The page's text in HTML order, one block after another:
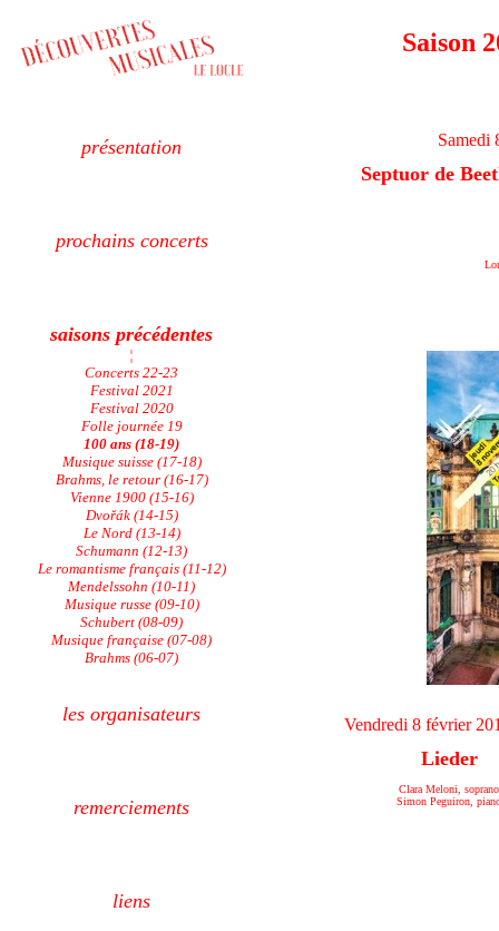
présentation
prochains concerts
saisons précédentes
¦
Concerts 22-23
Festival 2021
Festival 2020
Folle journée 19
100 ans (18-19)
Musique suisse (17-18)
Brahms, le retour (16-17)
Vienne 1900 (15-16)
Dvořák (14-15)
Le Nord (13-14)
Schumann (12-13)
Le romantisme français (11-12)
Mendelssohn (10-11)
Musique russe (09-10)
Schubert (08-09)
Musique française (07-08)
Brahms (06-07)
les organisateurs
remerciements
liens
Saison
Samedi
Septuor de
Vendredi 8 février
Lieder
Clara Meloni, soprano
Simon Peguiron,